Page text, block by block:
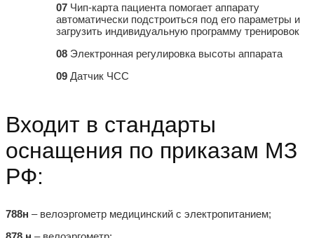
07 Чип-карта пациента помогает аппарату
автоматически подстроиться под его параметры и
загрузить индивидуальную программу тренировок
08 Электронная регулировка высоты аппарата
09 Датчик ЧСС
Входит в стандарты
оснащения по приказам МЗ
РФ:
788н – велоэргометр медицинский с электропитанием;